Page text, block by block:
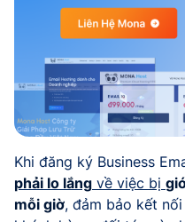
Khi đăng ký Business
phải lo lắng về việc bị
mỗi giờ, đảm bảo kết